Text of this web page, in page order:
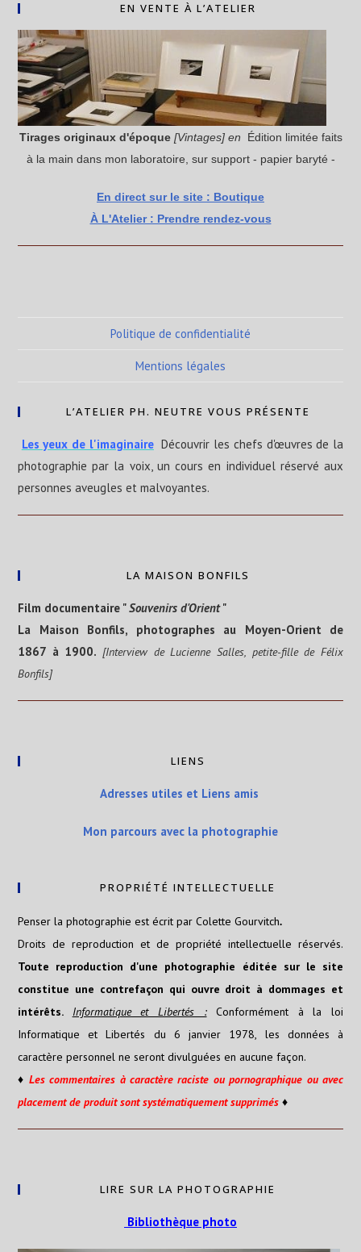
EN VENTE À L’ATELIER
Tirages originaux d'époque [Vintages] en Édition limitée faits
à la main dans mon laboratoire, sur support - papier baryté -
En direct sur le site : Boutique
À L'Atelier : Prendre rendez-vous
Politique de confidentialité
Mentions légales
L’ATELIER PH. NEUTRE VOUS PRÉSENTE
Les yeux de l'imaginaire Découvrir les chefs d'œuvres de la
photographie par la voix, un cours en individuel réservé aux
personnes aveugles et malvoyantes.
LA MAISON BONFILS
Film documentaire "Souvenirs d'Orient"
La Maison Bonfils, photographes au Moyen-Orient de
1867 à 1900. [Interview de Lucienne Salles, petite-fille de Félix
Bonfils]
LIENS
Adresses utiles et Liens amis
Mon parcours avec la photographie
PROPRIÉTÉ INTELLECTUELLE
Penser la photographie est écrit par Colette Gourvitch.
Droits de reproduction et de propriété intellectuelle réservés.
Toute reproduction d'une photographie éditée sur le site
constitue une contrefaçon qui ouvre droit à dommages et
intérêts. Informatique et Libertés :
Conformément à la loi
Informatique et Libertés du 6 janvier 1978, les données à
caractère personnel ne seront divulguées en aucune façon.
♦ Lescommentaires à caractère raciste ou pornographique ou avec
placement de produit sont systématiquement supprimés ♦
LIRE SUR LA PHOTOGRAPHIE
Bibliothèque photo